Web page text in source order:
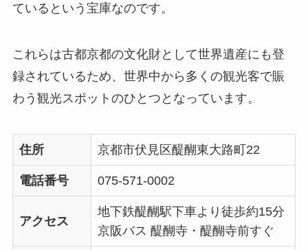
ているという宝庫なのです。
これらは古都京都の文化財として世界遺産にも登
録されているため、世界中から多くの観光客で賑
わう観光スポットのひとつとなっています。
住所 京都市伏見区醍醐東大路町22
電話番号 075-571-0002
アクセス
地下鉄醍醐駅下車より徒歩約15分
京阪バス 醍醐寺・醍醐寺前すぐ